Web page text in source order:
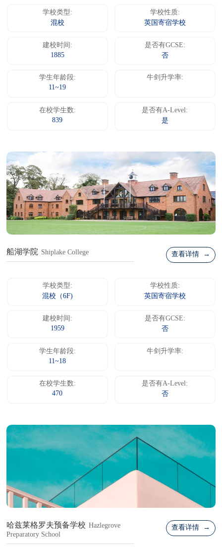
学校类型:
混校
学校性质:
英国寄宿学校
建校时间:
1885
是否有GCSE:
否
学生年龄段:
11~19
牛剑升学率:
在校学生数:
839
是否有A-Level:
是
船湖学院 Shiplake College 查看详情 →
学校类型:
混校（6F)
学校性质:
英国寄宿学校
建校时间:
1959
是否有GCSE:
否
学生年龄段:
11~18
牛剑升学率:
在校学生数:
470
是否有A-Level:
否
哈兹莱格罗夫预备学校 Hazlegrove
Preparatory School
查看详情 →